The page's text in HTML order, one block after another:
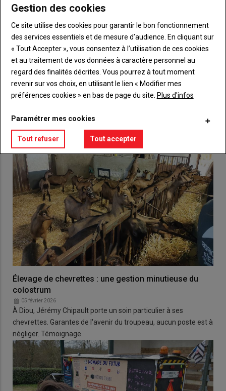
BodyChoisissez votre formule et créez votre
compte pour accéder à tout {nom-site}.
Lien Créez un compte
VOUS AIMEREZ AUSSI
Élevage de chevrettes : une gestion minutieuse du
colostrum
05 février 2026
À Diou, Jérémy Chipault porte un soin particulier à ses
chevrettes. Garantes de l'avenir du troupeau, aucun poste est à
négliger. Témoignage.
Gestion des cookies
Ce site utilise des cookies pour garantir le bon fonctionnement
des services essentiels et de mesure d’audience. En cliquant sur
« Tout Accepter », vous consentez à l’utilisation de ces cookies
et au traitement de vos données à caractère personnel au
regard des finalités décrites. Vous pourrez à tout moment
revenir sur vos choix, en utilisant le lien « Modifier mes
préférences cookies » en bas de page du site. Plus d'infos
Paramétrer mes cookies
Tout refuser Tout accepter